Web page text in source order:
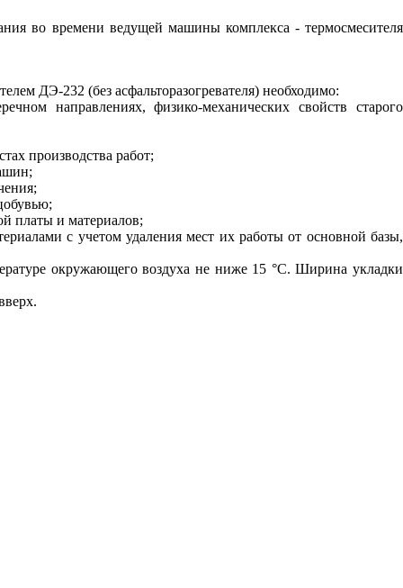
во времени ведущей машины комплекса - термосмесителя
ДЭ-232 (без асфальторазогревателя) необходимо:
направлениях, физико-механических свойств старого
производства работ;
платы и материалов;
с учетом удаления мест их работы от основной базы,
окружающего воздуха не ниже 15 °С. Ширина укладки